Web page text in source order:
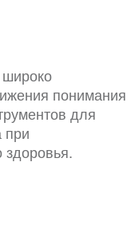
широко
понимания
для
при
здоровья.